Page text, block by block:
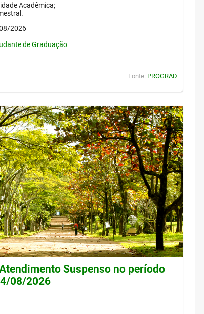
Acadêmica;
2026
de Graduação
Fonte: PROGRAD
Atendimento Suspenso no período
08/2026